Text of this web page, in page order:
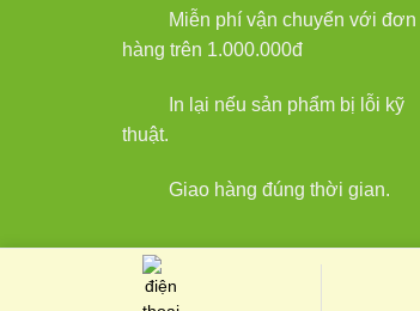
Miễn phí vận chuyển với đơn
hàng trên 1.000.000đ
In lại nếu sản phẩm bị lỗi kỹ
thuật.
Giao hàng đúng thời gian.